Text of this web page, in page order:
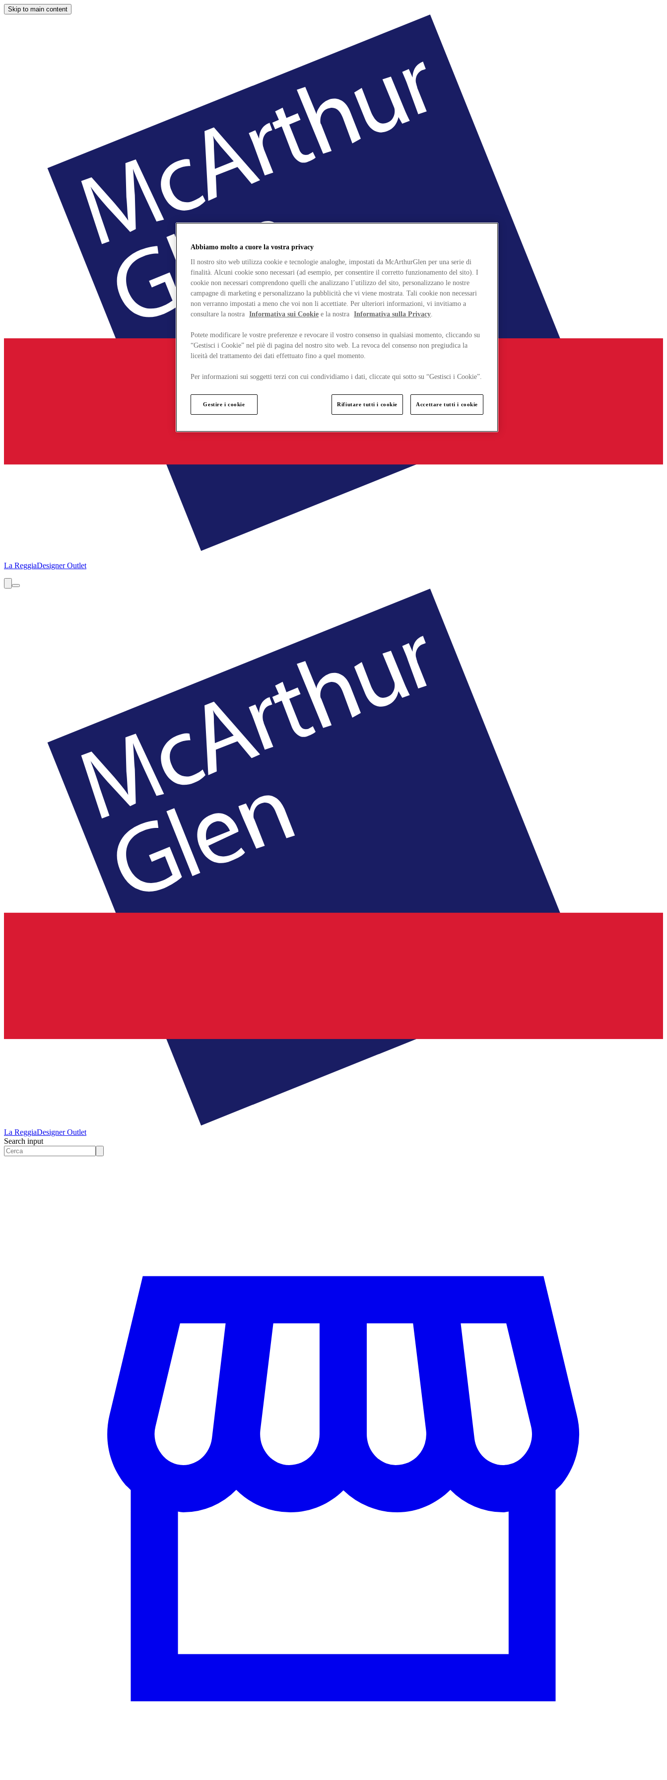
Skip to main content
La ReggiaDesigner Outlet
La ReggiaDesigner Outlet
Search input
Abbiamo molto a cuore la vostra privacy
Il nostro sito web utilizza cookie e tecnologie analoghe, impostati da McArthurGlen per una serie di
finalità. Alcuni cookie sono necessari (ad esempio, per consentire il corretto funzionamento del sito). I
cookie non necessari comprendono quelli che analizzano l’utilizzo del sito, personalizzano le nostre
campagne di marketing e personalizzano la pubblicità che vi viene mostrata. Tali cookie non necessari
non verranno impostati a meno che voi non li accettiate. Per ulteriori informazioni, vi invitiamo a
consultare la nostra Informativa sui Cookie e la nostra Informativa sulla Privacy.
Potete modificare le vostre preferenze e revocare il vostro consenso in qualsiasi momento, cliccando su
“Gestisci i Cookie” nel piè di pagina del nostro sito web. La revoca del consenso non pregiudica la
liceità del trattamento dei dati effettuato fino a quel momento.
Per informazioni sui soggetti terzi con cui condividiamo i dati, cliccate qui sotto su “Gestisci i Cookie”.
Gestire i cookie Rifiutare tutti i cookie Accettare tutti i cookie